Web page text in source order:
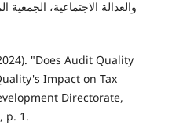
والعدالة الاجتماعية،
"Does Audit Quality
Impact on Tax
Directorate,
p. 1.